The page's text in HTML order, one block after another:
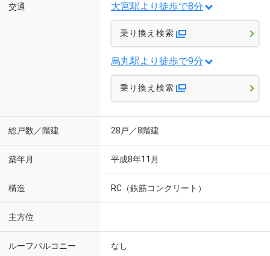
交通 大宮駅より徒歩で8分
乗り換え検索
烏丸駅より徒歩で9分
乗り換え検索
総戸数／階建 28戸／8階建
築年月 平成8年11月
構造 RC（鉄筋コンクリート）
主方位
ルーフバルコニー なし